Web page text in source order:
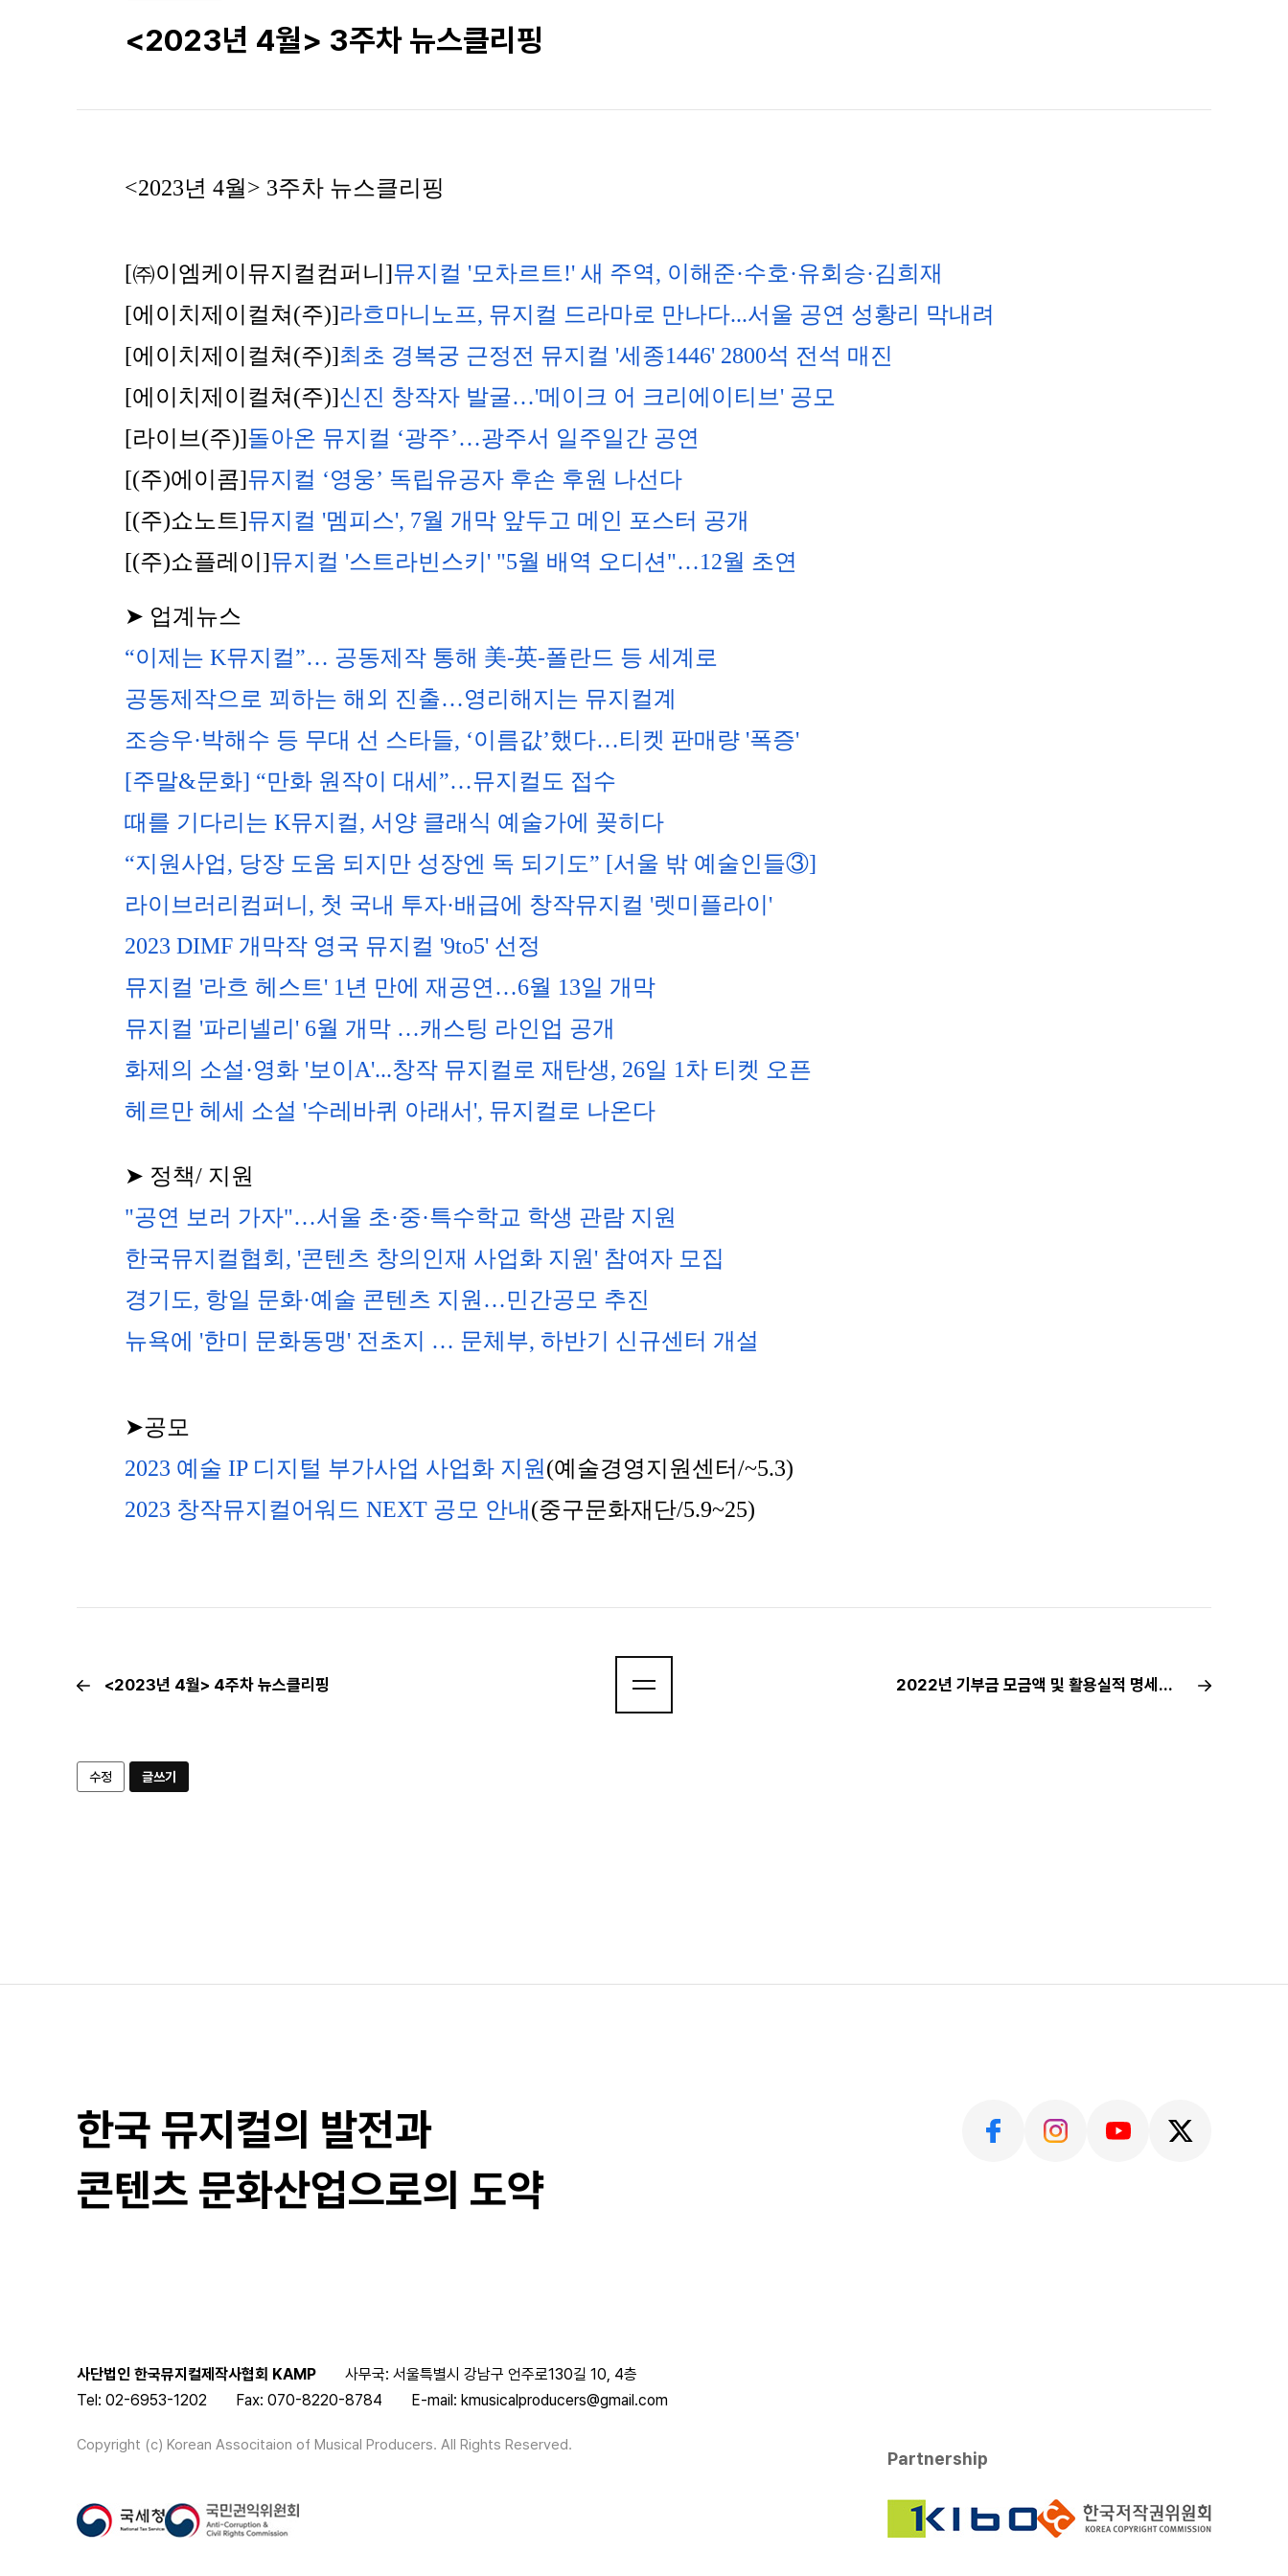
<2023년 4월> 3주차 뉴스클리핑
<2023년 4월> 3주차 뉴스클리핑
[㈜이엠케이뮤지컬컴퍼니]뮤지컬 '모차르트!' 새 주역, 이해준·수호·유회승·김희재
[에이치제이컬쳐(주)]라흐마니노프, 뮤지컬 드라마로 만나다...서울 공연 성황리 막내려
[에이치제이컬쳐(주)]최초 경복궁 근정전 뮤지컬 '세종1446' 2800석 전석 매진
[에이치제이컬쳐(주)]신진 창작자 발굴…'메이크 어 크리에이티브' 공모
[라이브(주)]돌아온 뮤지컬 ‘광주’…광주서 일주일간 공연
[(주)에이콤]뮤지컬 ‘영웅’ 독립유공자 후손 후원 나선다
[(주)쇼노트]뮤지컬 '멤피스', 7월 개막 앞두고 메인 포스터 공개
[(주)쇼플레이]뮤지컬 '스트라빈스키' "5월 배역 오디션"…12월 초연
➤ 업계뉴스
“이제는 K뮤지컬”… 공동제작 통해 美-英-폴란드 등 세계로
공동제작으로 꾀하는 해외 진출…영리해지는 뮤지컬계
조승우·박해수 등 무대 선 스타들, ‘이름값’했다…티켓 판매량 '폭증'
[주말&문화] “만화 원작이 대세”…뮤지컬도 접수
때를 기다리는 K뮤지컬, 서양 클래식 예술가에 꽂히다
“지원사업, 당장 도움 되지만 성장엔 독 되기도” [서울 밖 예술인들③]
라이브러리컴퍼니, 첫 국내 투자·배급에 창작뮤지컬 '렛미플라이'
2023 DIMF 개막작 영국 뮤지컬 '9to5' 선정
뮤지컬 '라흐 헤스트' 1년 만에 재공연…6월 13일 개막
뮤지컬 '파리넬리' 6월 개막 …캐스팅 라인업 공개
화제의 소설·영화 '보이A'...창작 뮤지컬로 재탄생, 26일 1차 티켓 오픈
헤르만 헤세 소설 '수레바퀴 아래서', 뮤지컬로 나온다
➤ 정책/ 지원
"공연 보러 가자"…서울 초·중·특수학교 학생 관람 지원
한국뮤지컬협회, '콘텐츠 창의인재 사업화 지원' 참여자 모집
경기도, 항일 문화·예술 콘텐츠 지원…민간공모 추진
뉴욕에 '한미 문화동맹' 전초지 … 문체부, 하반기 신규센터 개설
➤공모
2023 예술 IP 디지털 부가사업 사업화 지원 (예술경영지원센터/~5.3)
2023 창작뮤지컬어워드 NEXT 공모 안내 (중구문화재단/5.9~25)
<2023년 4월> 4주차 뉴스클리핑 2022년 기부금 모금액 및 활용실적 명세서 공시
수정 글쓰기
한국 뮤지컬의 발전과
콘텐츠 문화산업으로의 도약
사단법인 한국뮤지컬제작사협회 KAMP
사무국: 서울특별시 강남구 언주로130길 10, 4층
Tel: 02-6953-1202
Fax: 070-8220-8784 E-mail: kmusicalproducers@gmail.com
Copyright (c) Korean Associtaion of Musical Producers. All Rights Reserved.
Partnership